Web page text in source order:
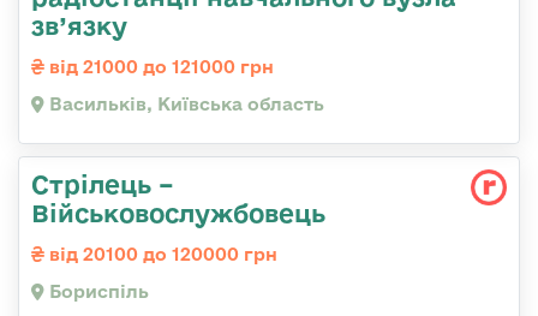
зв’язку
від 21000 до 121000 грн
Васильків, Київська область
Стрілець –
Військовослужбовець
від 20100 до 120000 грн
Бориспіль